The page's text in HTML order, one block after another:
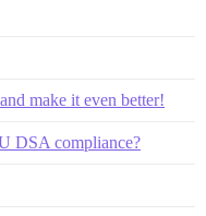
make it even better!
DSA compliance?